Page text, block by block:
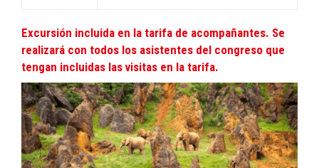
Excursión incluida en la tarifa de acompañantes. Se
realizará con todos los asistentes del congreso que
tengan incluidas las visitas en la tarifa.